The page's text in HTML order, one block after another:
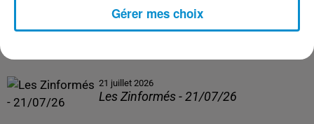
21 juillet 2026
Les Zinformés - 21/07/26
Gérer mes choix